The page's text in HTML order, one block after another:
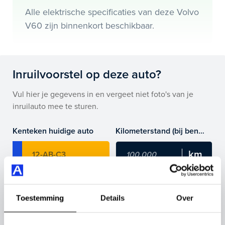
Toestemming Details Over
Je koopt hem voor € 0,- maar je kan deze Volvo V60
ook bij ons financieren of leasen.
Alle elektrische specificaties van deze Volvo
V60 zijn binnenkort beschikbaar.
Inruilvoorstel op deze auto?
Vul hier je gegevens in en vergeet niet foto's van je
inruilauto mee te sturen.
Kenteken huidige auto Kilometerstand (bij benadering)
Inruilvoorstel aanvragen